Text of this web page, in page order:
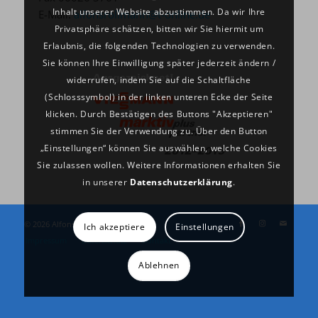
E-Mail:alfonsrollmann@t-online.de
2026 Alfons Rollmann GmbH
Datenschutz Kontakt
Inhalt unserer Website abzustimmen. Da wir Ihre
Privatsphäre schätzen, bitten wir Sie hiermit um
Erlaubnis, die folgenden Technologien zu verwenden.
Sie können Ihre Einwilligung später jederzeit ändern /
widerrufen, indem Sie auf die Schaltfläche
(Schlosssymbol) in der linken unteren Ecke der Seite
klicken. Durch Bestätigen des Buttons "Akzeptieren"
stimmen Sie der Verwendung zu. Über den Button
„Einstellungen“ können Sie auswählen, welche Cookies
Sie zulassen wollen. Weitere Informationen erhalten Sie
in unserer Datenschutzerklärung.
Ich akzeptiere Einstellungen
Ablehnen